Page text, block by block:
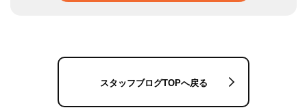
スタッフブログTOPへ戻る